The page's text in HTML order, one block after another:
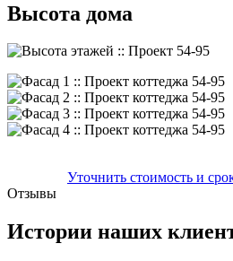
Высота дома
Уточнить стоимость и
Отзывы
Истории наших